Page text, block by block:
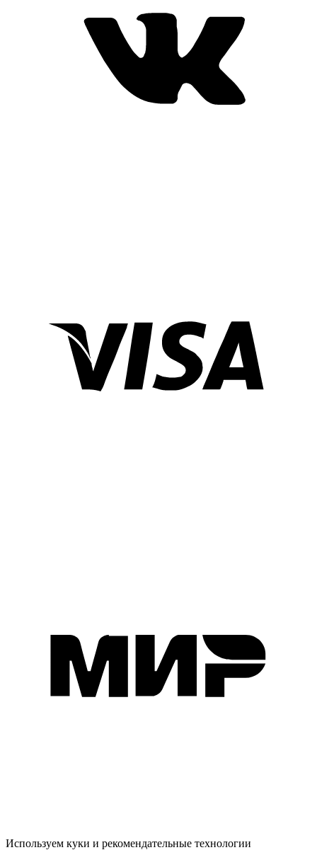
Используем куки и рекомендательные технологии